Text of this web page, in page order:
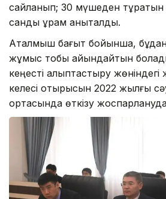
сайланып; 30 мүшеден
сандық құрам анықталды.
Аталмыш бағыт бойынша,
жұмыс тобы айқындайтын
кеңесті қалыптастыру
келесі отырысын 2022 жылғы
ортасында өткізу